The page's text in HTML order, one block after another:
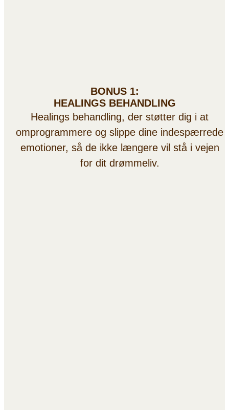
BONUS 1:
HEALINGS BEHANDLING
Healings behandling, der støtter dig i at
omprogrammere og slippe dine indespærrede
emotioner, så de ikke længere vil stå i vejen
for dit drømmeliv.